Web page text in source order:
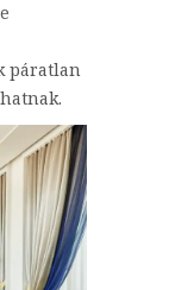
páratlan